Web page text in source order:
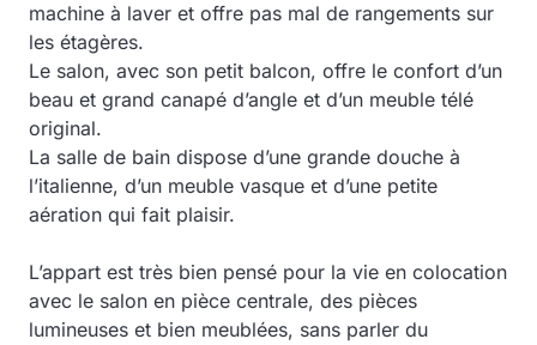
machine à laver et offre pas mal de rangements sur
les étagères.
Le salon, avec son petit balcon, offre le confort d’un
beau et grand canapé d’angle et d’un meuble télé
original.
La salle de bain dispose d’une grande douche à
l’italienne, d’un meuble vasque et d’une petite
aération qui fait plaisir.
L’appart est très bien pensé pour la vie en colocation
avec le salon en pièce centrale, des pièces
lumineuses et bien meublées, sans parler du